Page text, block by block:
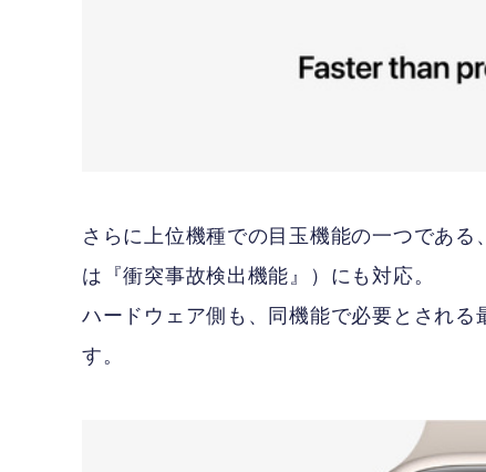
さらに上位機種での目玉機能の一つであ
は『衝突事故検出機能』）にも対応。
ハードウェア側も、同機能で必要とされ
す。